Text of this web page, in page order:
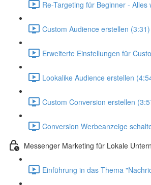
Re-Targeting für Beginner -
Custom Audience erstellen (3:31)
Erweiterte Einstellungen für
Lookalike Audience erstellen
Custom Conversion erstellen
Conversion Werbeanzeige
Messenger Marketing für Lokale
Einführung in das Thema